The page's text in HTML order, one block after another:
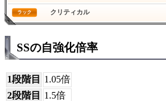
ラック クリティカル
SSの自強化倍率
1段階目
1.05倍
2段階目
1.5倍